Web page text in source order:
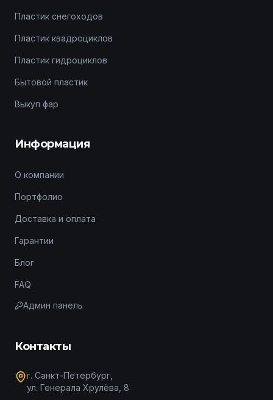
Пластик снегоходов
Пластик квадроциклов
Пластик гидроциклов
Бытовой пластик
Выкуп фар
Информация
О компании
Портфолио
Доставка и оплата
Гарантии
Блог
FAQ
Админ панель
Контакты
г. Санкт-Петербург,
ул. Генерала Хрулёва, 8